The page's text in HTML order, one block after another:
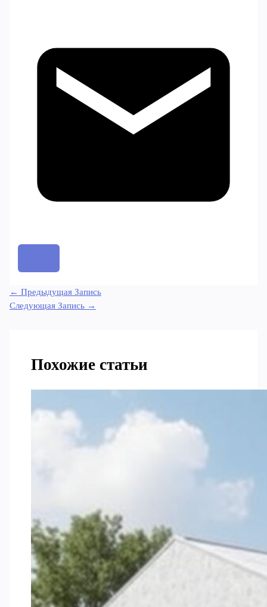
← Предыдущая Запись
Следующая Запись →
Похожие статьи